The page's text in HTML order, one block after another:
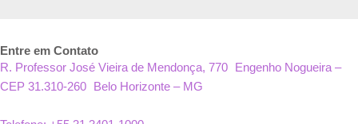
Entre em Contato
R. Professor José Vieira de Mendonça, 770 Engenho Nogueira –
CEP 31.310-260 Belo Horizonte – MG